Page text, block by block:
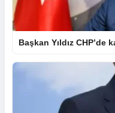
Başkan Yıldız CHP’de